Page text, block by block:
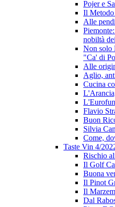
Pojer e
Il Metodo
Alle
nobiltà
Non solo
"Ca' di
Alle
Aglio,
Cucina
Flavio
Buon
Silvia
Come,
Taste Vin 4/
Rischio
Il Golf
Buona
Il Pinot
Il
Dal